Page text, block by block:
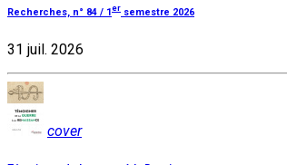
Recherches, n° 84 / 1 er semestre 2026
31 juil. 2026
cover